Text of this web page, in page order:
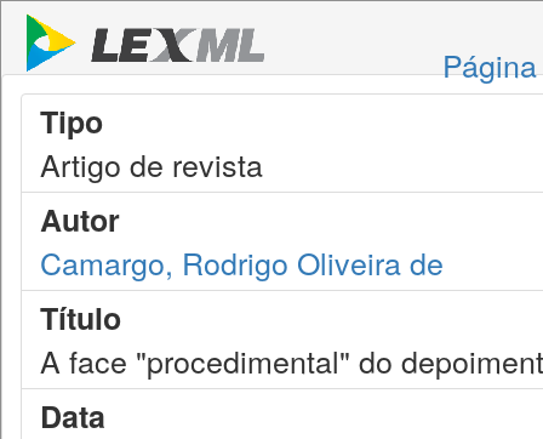
Tipo
Artigo de revista
Autor
Camargo, Rodrigo Oliveira de
Título
A face "procedimental" do
Data